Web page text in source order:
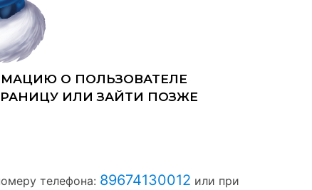
телефона: 89674130012 или при